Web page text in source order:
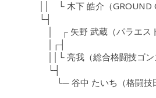
││ └ 木下 皓介（GROUND
└┤
│ ┌ 矢野 武蔵（パラエスト
│┌┤
││└ 亮我（総合格闘技ゴンズ
└┤
└─ 谷中 たいち（格闘技田